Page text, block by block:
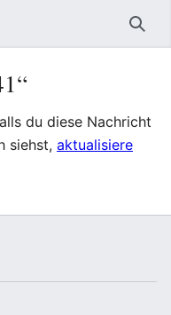
du diese Nachricht
siehst, aktualisiere